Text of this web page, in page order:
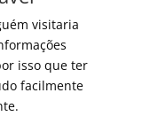
visitaria
isso que ter
facilmente